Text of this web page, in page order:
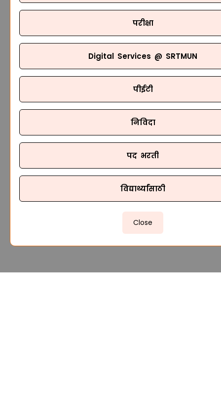
परीक्षा
Digital Services @ SRTMUN
पीईटी
निविदा
पद भरती
विद्यार्थ्यांसाठी
Close